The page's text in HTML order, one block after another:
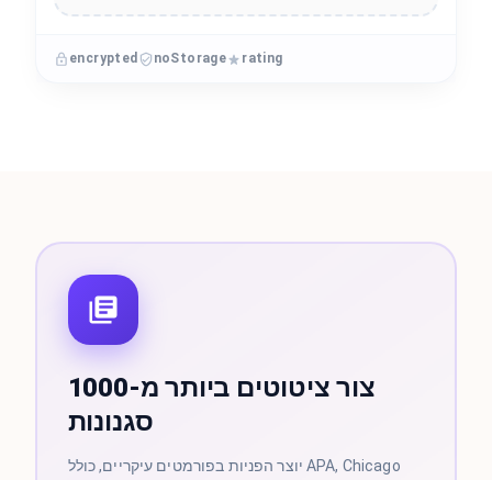
encrypted noStorage rating
צור ציטוטים ביותר מ-1000
סגנונות
יוצר הפניות בפורמטים עיקריים, כולל APA, Chicago